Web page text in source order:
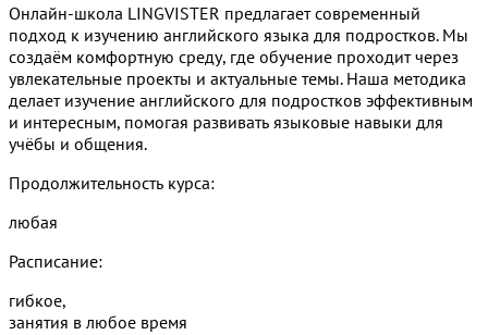
Онлайн-школа LINGVISTER предлагает современный
подход к изучению английского языка для подростков. Мы
создаём комфортную среду, где обучение проходит через
увлекательные проекты и актуальные темы. Наша методика
делает изучение английского для подростков эффективным
и интересным, помогая развивать языковые навыки для
учёбы и общения.
Продолжительность курса:
любая
Расписание:
гибкое,
занятия в любое время